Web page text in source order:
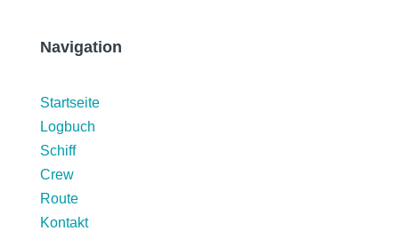
Navigation
Startseite
Logbuch
Schiff
Crew
Route
Kontakt